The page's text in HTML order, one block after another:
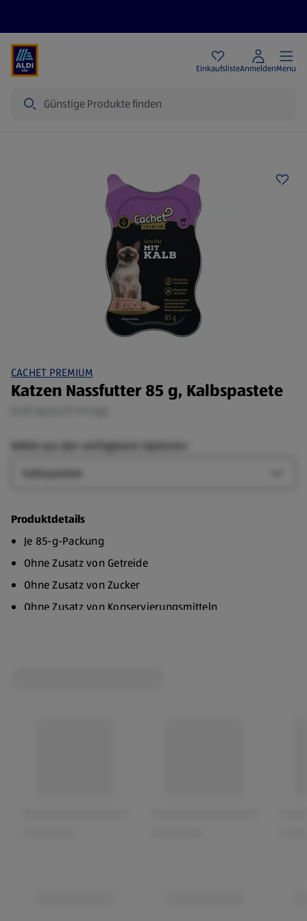
EinkaufslisteAnmeldenMenu
CACHET PREMIUM
Katzen Nassfutter 85 g, Kalbspastete
Wähle aus den verfügbaren Optionen:
Produktdetails
Je 85-g-Packung
Ohne Zusatz von Getreide
Ohne Zusatz von Zucker
Ohne Zusatz von Konservierungsmitteln